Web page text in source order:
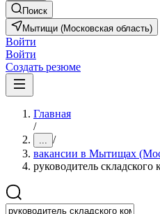
Поиск
Мытищи (Московская область)
Войти
Войти
Создать резюме
Главная
/
... /
вакансии в Мытищах
руководитель складского